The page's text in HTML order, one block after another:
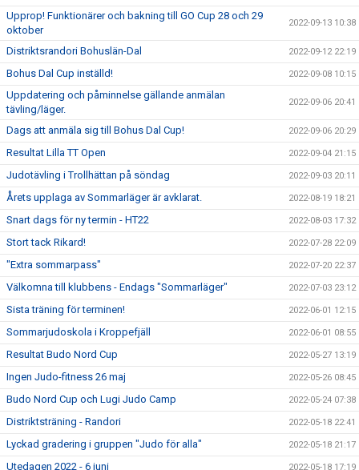
Upprop! Funktionärer och bakning till GO Cup 28 och 29
oktober
2022-09-13 10:38
Distriktsrandori Bohuslän-Dal 2022-09-12 22:19
Bohus Dal Cup inställd! 2022-09-08 10:15
Uppdatering och påminnelse gällande anmälan
tävling/läger.
2022-09-06 20:41
Dags att anmäla sig till Bohus Dal Cup! 2022-09-06 20:29
Resultat Lilla TT Open 2022-09-04 21:15
Judotävling i Trollhättan på söndag 2022-09-03 20:11
Årets upplaga av Sommarläger är avklarat. 2022-08-19 18:21
Snart dags för ny termin - HT22 2022-08-03 17:32
Stort tack Rikard! 2022-07-28 22:09
"Extra sommarpass" 2022-07-20 22:37
Välkomna till klubbens - Endags "Sommarläger" 2022-07-03 23:12
Sista träning för terminen! 2022-06-01 12:15
Sommarjudoskola i Kroppefjäll 2022-06-01 08:55
Resultat Budo Nord Cup 2022-05-27 13:19
Ingen Judo-fitness 26 maj 2022-05-26 08:45
Budo Nord Cup och Lugi Judo Camp 2022-05-24 07:38
Distriktsträning - Randori 2022-05-18 22:41
Lyckad gradering i gruppen "Judo för alla" 2022-05-18 21:17
Utedagen 2022 - 6 juni 2022-05-18 17:19